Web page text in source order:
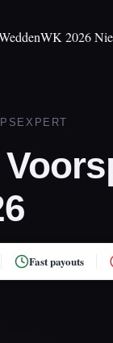
WK 2026
Fast payouts